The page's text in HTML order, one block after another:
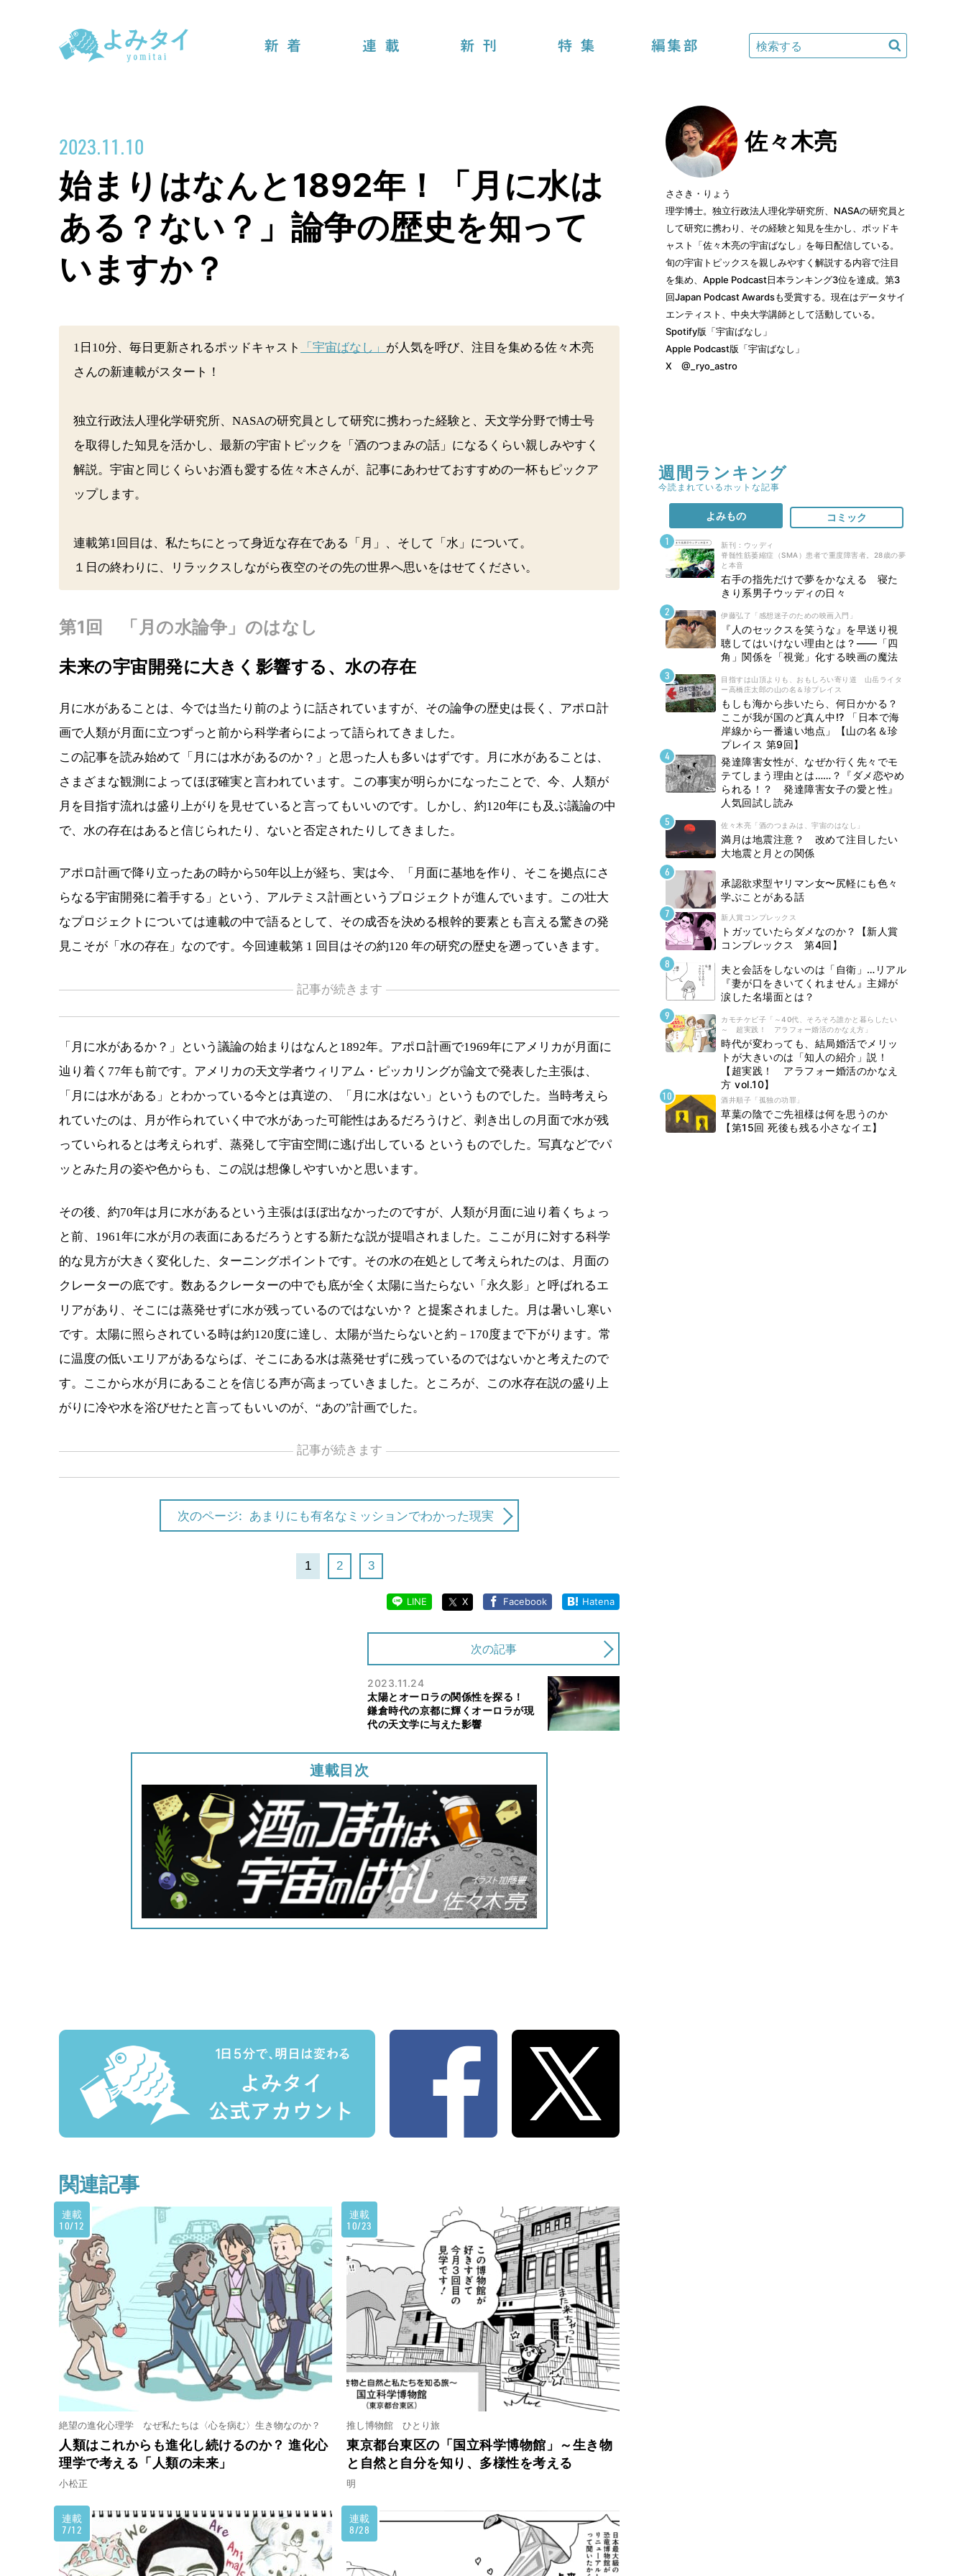
2023.11.10
始まりはなんと1892年！「月に水は
ある？ない？」論争の歴史を知って
いますか？
1日10分、毎日更新されるポッドキャスト 「宇宙ばなし」 が人気を呼び、注目を集める佐々木亮
さんの新連載がスタート！
独立行政法人理化学研究所、NASAの研究員として研究に携わった経験と、天文学分野で博士号
を取得した知見を活かし、最新の宇宙トピックを「酒のつまみの話」になるくらい親しみやすく
解説。宇宙と同じくらいお酒も愛する佐々木さんが、記事にあわせておすすめの一杯もピックア
ップします。
連載第1回目は、私たちにとって身近な存在である「月」、そして「水」について。
１日の終わりに、リラックスしながら夜空のその先の世界へ思いをはせてください。
第1回 「月の水論争」のはなし
未来の宇宙開発に大きく影響する、水の存在
月に水があることは、今では当たり前のように話されていますが、その論争の歴史は長く、アポロ計
画で人類が月面に立つずっと前から科学者らによって語られてきました。
この記事を読み始めて「月には水があるのか？」と思った人も多いはずです。月に水があることは、
さまざまな観測によってほぼ確実と言われています。この事実が明らかになったことで、今、人類が
月を目指す流れは盛り上がりを見せていると言ってもいいのです。しかし、約120年にも及ぶ議論の中
で、水の存在はあると信じられたり、ないと否定されたりしてきました。
アポロ計画で降り立ったあの時から50年以上が経ち、実は今、「月面に基地を作り、そこを拠点にさ
らなる宇宙開発に着手する」という、アルテミス計画というプロジェクトが進んでいます。この壮大
なプロジェクトについては連載の中で語るとして、その成否を決める根幹的要素とも言える驚きの発
見こそが「水の存在」なのです。今回連載第 1 回目はその約120 年の研究の歴史を遡っていきます。
記事が続きます
「月に水があるか？」という議論の始まりはなんと1892年。アポロ計画で1969年にアメリカが月面に
辿り着く77年も前です。アメリカの天文学者ウィリアム・ピッカリングが論文で発表した主張は、
「月には水がある」とわかっている今とは真逆の、「月に水はない」というものでした。当時考えら
れていたのは、月が作られていく中で水があった可能性はあるだろうけど、剥き出しの月面で水が残
っていられるとは考えられず、蒸発して宇宙空間に逃げ出している というものでした。写真などでパ
ッとみた月の姿や色からも、この説は想像しやすいかと思います。
その後、約70年は月に水があるという主張はほぼ出なかったのですが、人類が月面に辿り着くちょっ
と前、1961年に水が月の表面にあるだろうとする新たな説が提唱されました。ここが月に対する科学
的な見方が大きく変化した、ターニングポイントです。その水の在処として考えられたのは、月面の
クレーターの底です。数あるクレーターの中でも底が全く太陽に当たらない「永久影」と呼ばれるエ
リアがあり、そこには蒸発せずに水が残っているのではないか？ と提案されました。月は暑いし寒い
です。太陽に照らされている時は約120度に達し、太陽が当たらないと約－170度まで下がります。常
に温度の低いエリアがあるならば、そこにある水は蒸発せずに残っているのではないかと考えたので
す。ここから水が月にあることを信じる声が高まっていきました。ところが、この水存在説の盛り上
がりに冷や水を浴びせたと言ってもいいのが、“あの”計画でした。
記事が続きます
次のページ: あまりにも有名なミッションでわかった現実
1 2 3
LINE X Facebook Hatena
次の記事
2023.11.24
太陽とオーロラの関係性を探る！
鎌倉時代の京都に輝くオーロラが現
代の天文学に与えた影響
連載目次
関連記事
連載
10/12
絶望の進化心理学 なぜ私たちは〈心を病む〉生き物なのか？
人類はこれからも進化し続けるのか？ 進化心
理学で考える「人類の未来」
小松正
連載
10/23
推し博物館 ひとり旅
東京都台東区の「国立科学博物館」～生き物
と自然と自分を知り、多様性を考える
明
連載
7/12
連載
8/28
佐々木亮
ささき・りょう
理学博士。独立行政法人理化学研究所、NASAの研究員と
して研究に携わり、その経験と知見を生かし、ポッドキ
ャスト「佐々木亮の宇宙ばなし」を毎日配信している。
旬の宇宙トピックスを親しみやすく解説する内容で注目
を集め、Apple Podcast日本ランキング3位を達成。第3
回Japan Podcast Awardsも受賞する。現在はデータサイ
エンティスト、中央大学講師として活動している。
Spotify版「宇宙ばなし」
Apple Podcast版「宇宙ばなし」
X @_ryo_astro
週間ランキング
今読まれているホットな記事
よみもの コミック
新刊 : ウッディ
脊髄性筋萎縮症（SMA）患者で重度障害者。28歳の夢
と本音
右手の指先だけで夢をかなえる 寝た
きり系男子ウッディの日々
伊藤弘了「感想迷子のための映画入門」
『人のセックスを笑うな』を早送り視
聴してはいけない理由とは？――「四
角」関係を「視覚」化する映画の魔法
目指すは山頂よりも、おもしろい寄り道 山岳ライタ
ー高橋庄太郎の山の名＆珍プレイス
もしも海から歩いたら、何日かかる？
ここが我が国のど真ん中!? 「日本で海
岸線から一番遠い地点」【山の名＆珍
プレイス 第9回】
発達障害女性が、なぜか行く先々でモ
テてしまう理由とは……？『ダメ恋やめ
られる！？ 発達障害女子の愛と性』
人気回試し読み
佐々木亮「酒のつまみは、宇宙のはなし」
満月は地震注意？ 改めて注目したい
大地震と月との関係
承認欲求型ヤリマン女〜尻軽にも色々
学ぶことがある話
新人賞コンプレックス
トガッていたらダメなのか？【新人賞
コンプレックス 第4回】
夫と会話をしないのは「自衛」…リアル
『妻が口をきいてくれません』主婦が
涙した名場面とは？
カモチケビ子「～40代、そろそろ誰かと暮らしたい
～ 超実践！ アラフォー婚活のかなえ方」
時代が変わっても、結局婚活でメリッ
トが大きいのは「知人の紹介」説！
【超実践！ アラフォー婚活のかなえ
方 vol.10】
酒井順子「孤独の功罪」
草葉の陰でご先祖様は何を思うのか
【第15回 死後も残る小さなイエ】